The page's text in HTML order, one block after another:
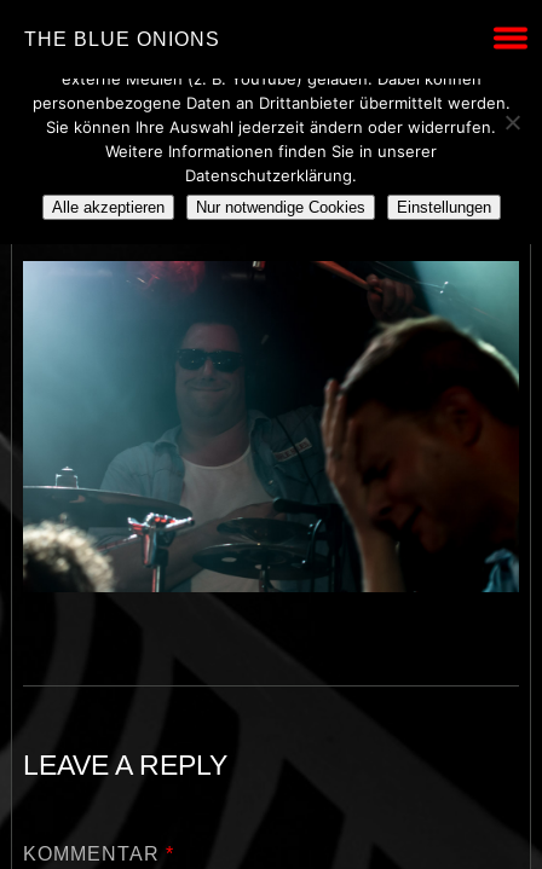
THE BLUE ONIONS
THE BLUE ONIONS
LEAVE A REPLY
KOMMENTAR *
Wir verwenden technisch notwendige Cookies, um den Betrieb
dieser Website sicherzustellen. Mit Ihrer Einwilligung werden
externe Medien (z. B. YouTube) geladen. Dabei können
personenbezogene Daten an Drittanbieter übermittelt werden.
Sie können Ihre Auswahl jederzeit ändern oder widerrufen.
Weitere Informationen finden Sie in unserer
Datenschutzerklärung.
Alle akzeptieren Nur notwendige Cookies Einstellungen